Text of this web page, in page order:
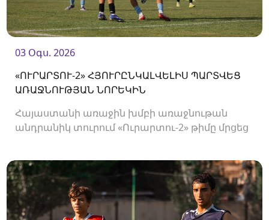
03 Օգս. 2026
«ՈՒՐԱՐՏՈՒ-2» ՀՅՈՒՐԸՆԿԱԼՎԵԼԻՍ ՊԱՐՏՎԵՑ
ԱՌԱՋՆՈՒԹՅԱՆ ՆՈՐԵԿԻՆ
Հայաստանի առաջին խմբի առաջնութան
անդրանիկ տուրում «Ուրարտու-2» թիմը մրցեց